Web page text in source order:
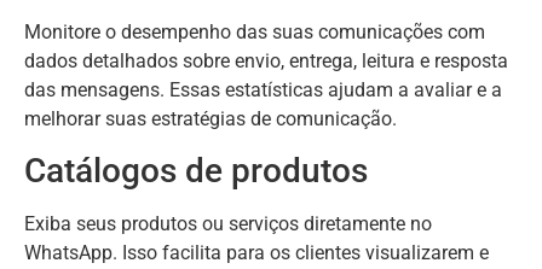
Monitore o desempenho das suas comunicações com
dados detalhados sobre envio, entrega, leitura e resposta
das mensagens. Essas estatísticas ajudam a avaliar e a
melhorar suas estratégias de comunicação.
Catálogos de produtos
Exiba seus produtos ou serviços diretamente no
WhatsApp. Isso facilita para os clientes visualizarem e